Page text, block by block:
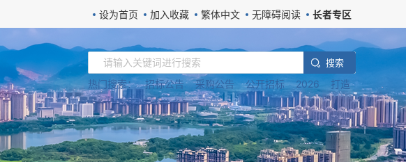
设为首页 加入收藏 繁体中文 无障碍阅读 长者专区
搜 索
热门搜索： 招标公告 采购公告 公开招标 2026 打造